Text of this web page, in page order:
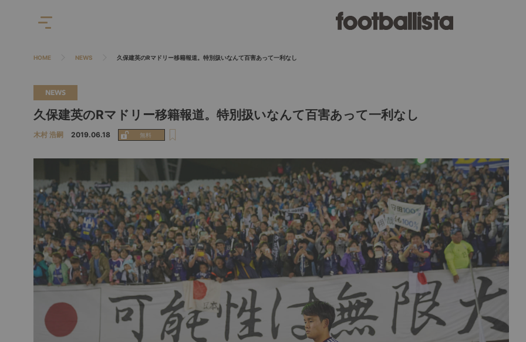
HOME NEWS 久保建英のRマドリー移籍報道。特別扱いなんて百害あって一利なし
NEWS
久保建英のRマドリー移籍報道。特別扱いなんて百害あって一利なし
木村 浩嗣 2019.06.18